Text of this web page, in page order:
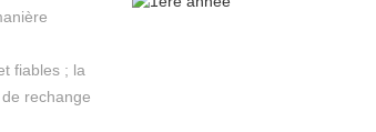
fiables ; la
rechange